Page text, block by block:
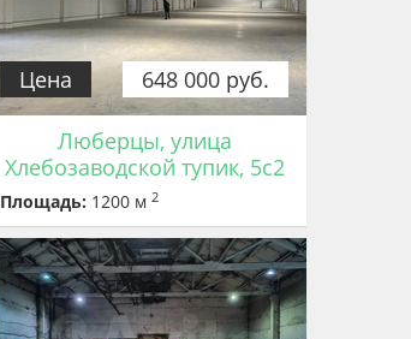
648 000 руб.
Цена
Люберцы, улица
Хлебозаводской тупик, 5с2
Площадь: 1200 м 2